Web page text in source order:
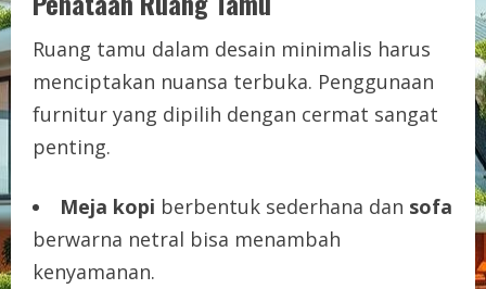
Ruang tamu dalam desain minimalis harus
menciptakan nuansa terbuka. Penggunaan
furnitur yang dipilih dengan cermat sangat
penting.
Meja kopi berbentuk sederhana dan sofa
berwarna netral bisa menambah
kenyamanan.